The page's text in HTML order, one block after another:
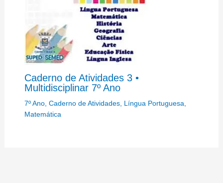
Caderno de Atividades 3 •
Multidisciplinar 7º Ano
7º Ano, Caderno de Atividades, Língua Portuguesa
Matemática